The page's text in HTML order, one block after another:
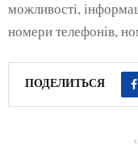
можливості,
номери телефонів,
ПОДЕЛИТЬСЯ